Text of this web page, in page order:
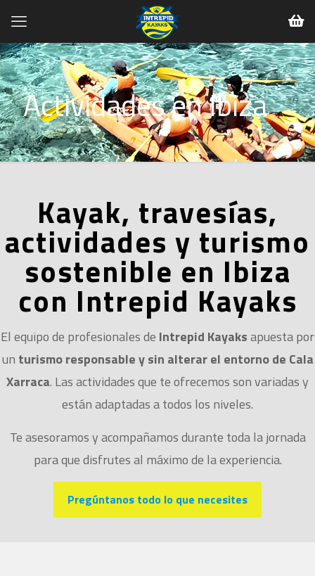
Actividades en Ibiza
Kayak, travesías,
actividades y turismo
sostenible en Ibiza
con Intrepid Kayaks
El equipo de profesionales de Intrepid Kayaksapuesta por
un turismo responsable y sin alterar el entorno de Cala
Xarraca. Las actividades que te ofrecemos son variadas y
están adaptadas a todos los niveles.
Te asesoramos y acompañamos durante toda la jornada
para que disfrutes al máximo de la experiencia.
Pregúntanos todo lo que necesites